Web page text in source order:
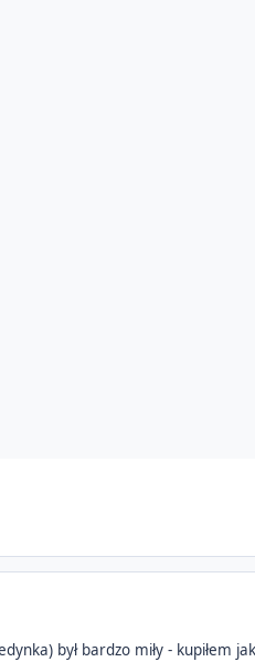
był bardzo miły - kupiłem